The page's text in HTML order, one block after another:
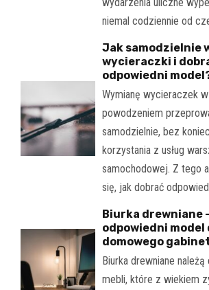
niemal codziennie od
Jak samodzielnie
wycieraczki i
odpowiedni
Wymianę wycieraczek
powodzeniem
samodzielnie, bez
korzystania z usług
samochodowej. Z tego
się, jak dobrać
Biurka drewniane
odpowiedni model
domowego
Biurka drewniane
mebli, które z wiekiem